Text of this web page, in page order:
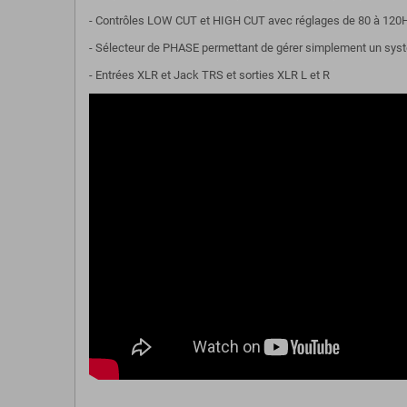
- Contrôles LOW CUT et HIGH CUT avec réglages de 80 à
- Sélecteur de PHASE permettant de gérer simplement un
- Entrées XLR et Jack TRS et sorties XLR L et R